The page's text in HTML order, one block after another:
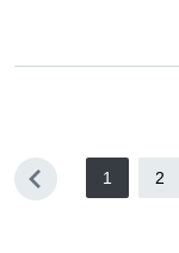
1 2